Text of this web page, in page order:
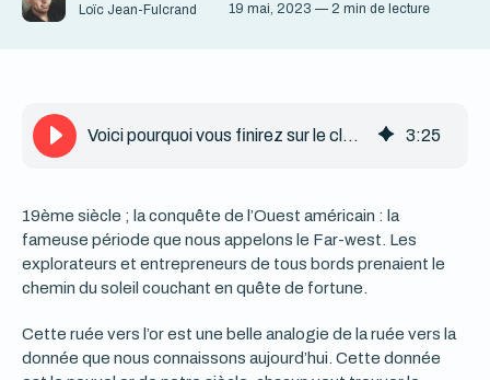
Loïc Jean-Fulcrand 19 mai, 2023 — 2 min de lecture
Voici pourquoi vous finirez sur le cloud, malgré vous. 3:25
19ème siècle ; la conquête de l’Ouest américain : la
fameuse période que nous appelons le Far-west. Les
explorateurs et entrepreneurs de tous bords prenaient le
chemin du soleil couchant en quête de fortune.
Cette ruée vers l’or est une belle analogie de la ruée vers la
donnée que nous connaissons aujourd’hui. Cette donnée